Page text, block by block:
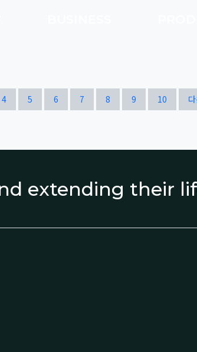
열린
페이지
4
페이지 5
페이지 6
페이지 7
페이지 8
페이지 9
페이지 10
페이지
extending their